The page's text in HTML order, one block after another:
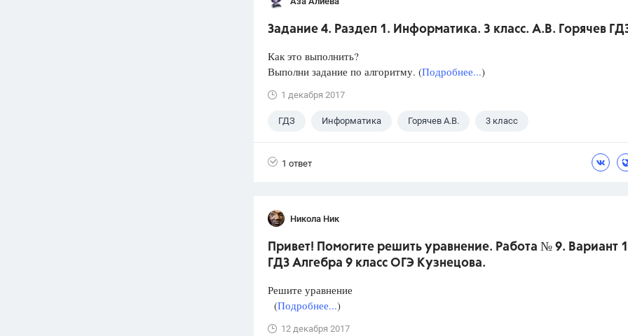
Задание 4. Раздел 1. Информатика. 3 класс. А.В. Горячев
Как это выполнить?
Выполни задание по алгоритму. (Подробнее...)
1 декабря 2017
ГДЗ Информатика Горячев А.В. 3 класс
1 ответ
Никола Ник
Привет! Помогите решить уравнение. Работа № 9. Вариант
ГДЗ Алгебра 9 класс ОГЭ Кузнецова.
Решите уравнение
(Подробнее...)
12 декабря 2017